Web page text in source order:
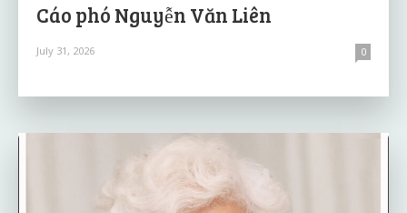
Cáo phó Nguyễn Văn Liên
July 31, 2026 0